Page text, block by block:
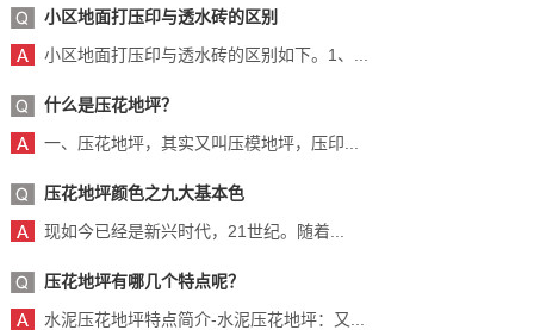
小区地面打压印与透水砖的区别
小区地面打压印与透水砖的区别如下。1、...
什么是压花地坪？
一、压花地坪，其实又叫压模地坪，压印...
压花地坪颜色之九大基本色
现如今已经是新兴时代，21世纪。随着...
压花地坪有哪几个特点呢？
水泥压花地坪特点简介-水泥压花地坪：又...